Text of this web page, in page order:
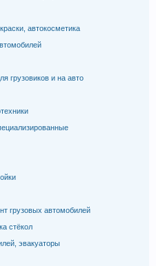
автокосметика
грузовиков и на авто
грузовых автомобилей
стёкол
эвакуаторы